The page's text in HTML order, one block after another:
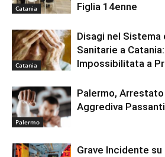
Catania
Figlia 14enne
Catania
Disagi nel Sistema
Sanitarie a
Impossibilitata a
Palermo
Palermo, Arrestato
Aggrediva
Grave Incidente